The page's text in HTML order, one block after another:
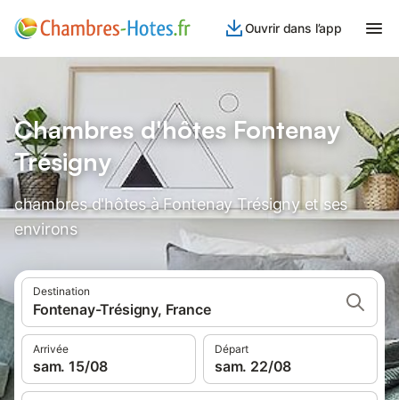
Ouvrir dans l’app
Chambres d'hôtes Fontenay
Trésigny
chambres d'hôtes à Fontenay Trésigny et ses
environs
Destination
Fontenay-Trésigny, France
Arrivée
sam. 15/08
Départ
sam. 22/08